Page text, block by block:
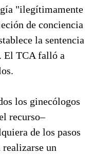
"ilegítimamente
de conciencia
la sentencia
El TCA falló a
los ginecólogos
recurso–
de los pasos
realizarse un